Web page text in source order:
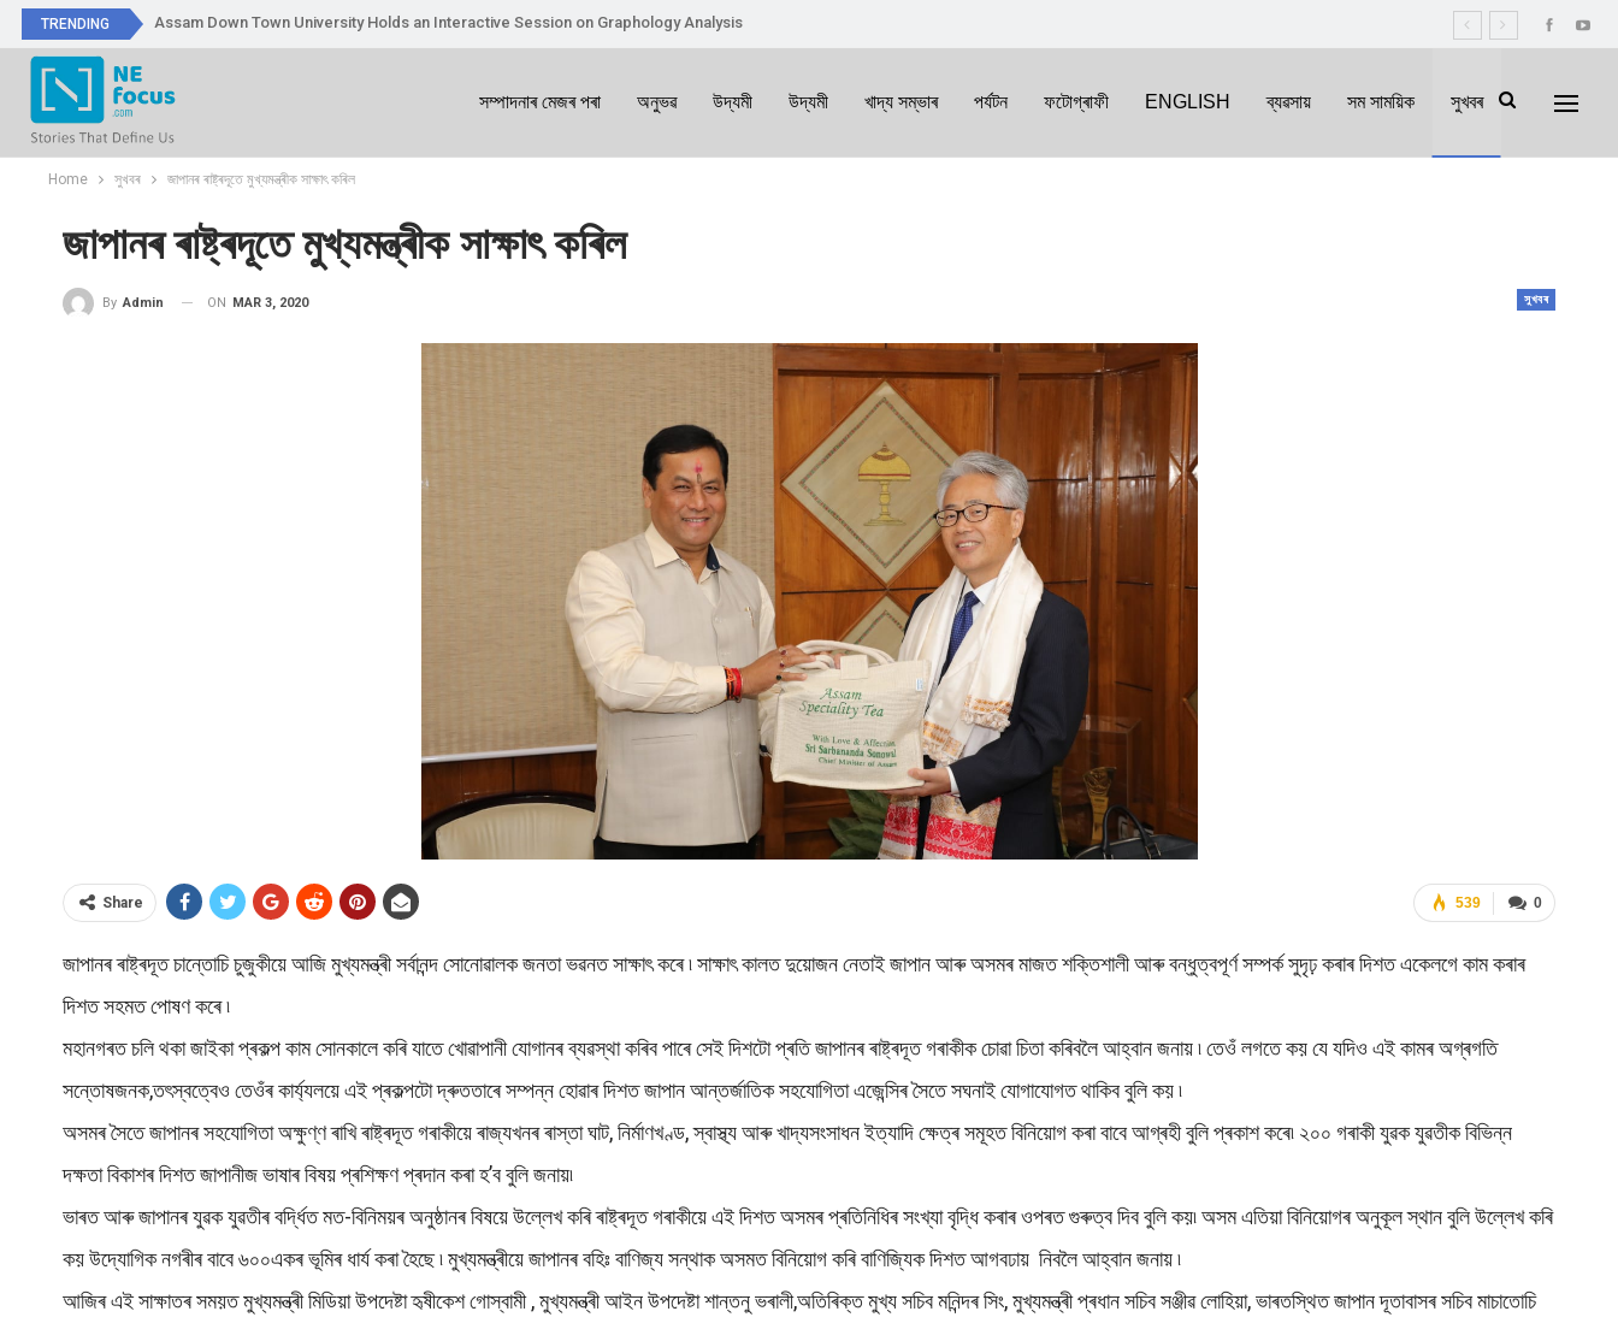
TRENDING Assam Down Town University Holds an Interactive Session on Graphology Analysis
সম্পাদনাৰ মেজৰ পৰা অনুভৱ উদ্যমী উদ্যমী খাদ্য সম্ভাৰ পৰ্যটন ফটোগ্ৰাফী ENGLISH ব্যৱসায় সম সাময়িক সুখবৰ
Home সুখবৰ জাপানৰ ৰাষ্ট্ৰদূতে মুখ্যমন্ত্ৰীক সাক্ষাৎ কৰিল
জাপানৰ ৰাষ্ট্ৰদূতে মুখ্যমন্ত্ৰীক সাক্ষাৎ কৰিল
সুখবৰ
By Admin ON MAR 3, 2020
0
539
Share
জাপানৰ ৰাষ্ট্ৰদূত চান্তোচি চুজুকীয়ে আজি মুখ্যমন্ত্ৰী সৰ্বানন্দ সোনোৱালক জনতা ভৱনত সাক্ষাৎ কৰে ৷ সাক্ষাৎ কালত দুয়োজন নেতাই জাপান আৰু অসমৰ মাজত শক্তিশালী আৰু বন্ধুত্বপূৰ্ণ সম্পৰ্ক সুদৃঢ় কৰাৰ দিশত একেলগে কাম কৰাৰ
দিশত সহমত পোষণ কৰে ৷
মহানগৰত চলি থকা জাইকা প্ৰকল্প কাম সোনকালে কৰি যাতে খোৱাপানী যোগানৰ ব্যৱস্থা কৰিব পাৰে সেই দিশটো প্ৰতি জাপানৰ ৰাষ্ট্ৰদূত গৰাকীক চোৱা চিতা কৰিবলৈ আহ্বান জনায় ৷ তেওঁ লগতে কয় যে যদিও এই কামৰ অগ্ৰগতি
সন্তোষজনক,তৎস্বত্বেও তেওঁৰ কাৰ্য্যলয়ে এই প্ৰকল্পটো দ্ৰুততাৰে সম্পন্ন হোৱাৰ দিশত জাপান আন্তৰ্জাতিক সহযোগিতা এজেন্সিৰ সৈতে সঘনাই যোগাযোগত থাকিব বুলি কয় ৷
অসমৰ সৈতে জাপানৰ সহযোগিতা অক্ষুণ্ণ ৰাখি ৰাষ্ট্ৰদূত গৰাকীয়ে ৰাজ্যখনৰ ৰাস্তা ঘাট, নিৰ্মাণখণ্ড, স্বাস্থ্য আৰু খাদ্যসংসাধন ইত্যাদি ক্ষেত্ৰ সমূহত বিনিয়োগ কৰা বাবে আগ্ৰহী বুলি প্ৰকাশ কৰে৷ ২০০ গৰাকী যুৱক যুৱতীক বিভিন্ন
দক্ষতা বিকাশৰ দিশত জাপানীজ ভাষাৰ বিষয় প্ৰশিক্ষণ প্ৰদান কৰা হ’ব বুলি জনায়৷
ভাৰত আৰু জাপানৰ যুৱক যুৱতীৰ বৰ্দ্ধিত মত-বিনিময়ৰ অনুষ্ঠানৰ বিষয়ে উল্লেখ কৰি ৰাষ্ট্ৰদূত গৰাকীয়ে এই দিশত অসমৰ প্ৰতিনিধিৰ সংখ্যা বৃদ্ধি কৰাৰ ওপৰত গুৰুত্ব দিব বুলি কয়৷ অসম এতিয়া বিনিয়োগৰ অনুকূল স্থান বুলি উল্লেখ কৰি
কয় উদ্যোগিক নগৰীৰ বাবে ৬০০একৰ ভূমিৰ ধাৰ্য কৰা হৈছে ৷ মুখ্যমন্ত্ৰীয়ে জাপানৰ বহিঃ বাণিজ্য সন্থাক অসমত বিনিয়োগ কৰি বাণিজ্যিক দিশত আগবঢায় নিবলৈ আহ্বান জনায় ৷
আজিৰ এই সাক্ষাতৰ সময়ত মুখ্যমন্ত্ৰী মিডিয়া উপদেষ্টা হৃষীকেশ গোস্বামী , মুখ্যমন্ত্ৰী আইন উপদেষ্টা শান্তনু ভৰালী,অতিৰিক্ত মুখ্য সচিব মনিন্দৰ সিং, মুখ্যমন্ত্ৰী প্ৰধান সচিব সঞ্জীৱ লোহিয়া, ভাৰতস্থিত জাপান দূতাবাসৰ সচিব মাচাতোচি